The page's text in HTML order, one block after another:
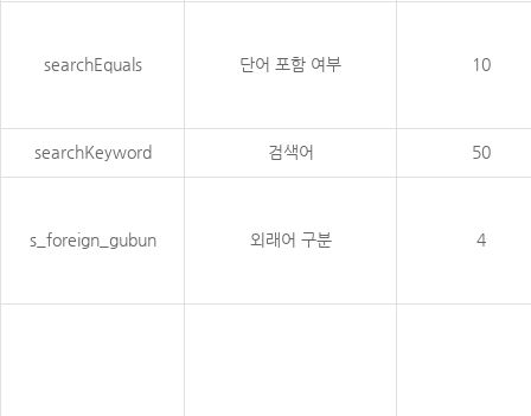
searchEquals 단어 포함 여부 10
searchKeyword 검색어 50
s_foreign_gubun 외래어 구분 4